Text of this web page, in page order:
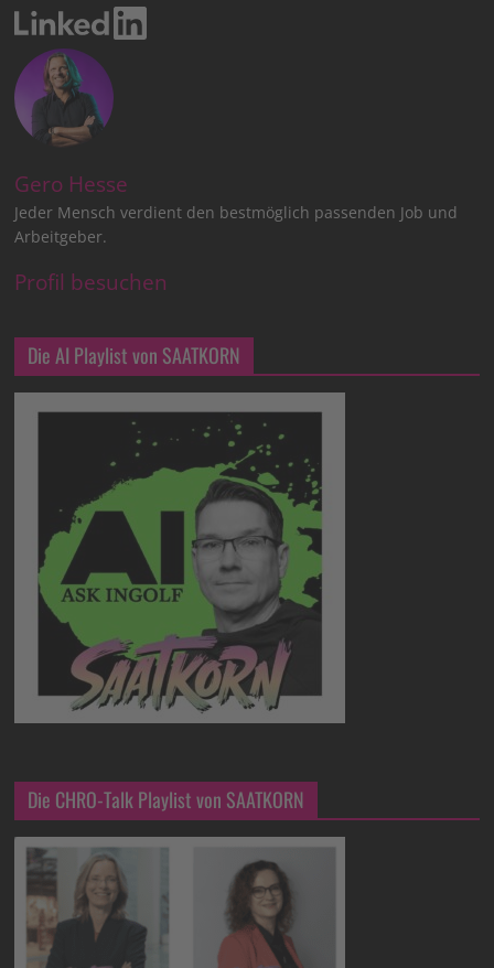
Gero Hesse
Jeder Mensch verdient den bestmöglich passenden Job und
Arbeitgeber.
Profil besuchen
Die AI Playlist von SAATKORN
Die CHRO-Talk Playlist von SAATKORN